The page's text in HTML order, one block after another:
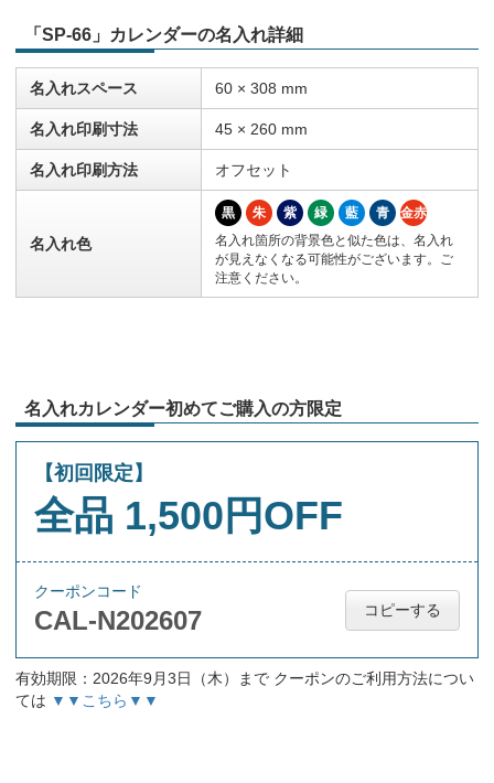
「SP-66」カレンダーの名入れ詳細
名入れスペース 60 × 308 mm
名入れ印刷寸法 45 × 260 mm
名入れ印刷方法 オフセット
名入れ色
黒 朱 紫 緑 藍 青
金赤
名入れ箇所の背景色と似た色は、名入れ
が見えなくなる可能性がございます。ご
注意ください。
名入れカレンダー初めてご購入の方限定
【初回限定】
全品 1,500円OFF
クーポンコード
CAL-N202607 コピーする
有効期限：2026年9月3日（木）まで クーポンのご利用方法につい
ては ▼▼こちら▼▼